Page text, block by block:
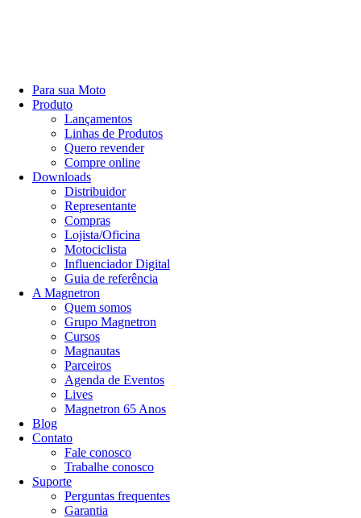
Para sua Moto
Produto
Lançamentos
Linhas de Produtos
Quero revender
Compre online
Downloads
Distribuidor
Representante
Compras
Lojista/Oficina
Motociclista
Influenciador Digital
Guia de referência
A Magnetron
Quem somos
Grupo Magnetron
Cursos
Magnautas
Parceiros
Agenda de Eventos
Lives
Magnetron 65 Anos
Blog
Contato
Fale conosco
Trabalhe conosco
Suporte
Perguntas frequentes
Garantia